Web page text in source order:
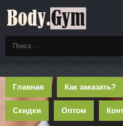
Главная Как заказать?
Скидки Оптом